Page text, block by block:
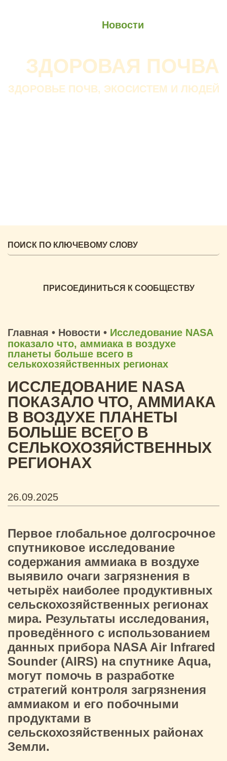
Новости
ЗДОРОВАЯ ПОЧВА
ЗДОРОВЬЕ ПОЧВ, ЭКОСИСТЕМ И ЛЮДЕЙ
ПРИСОЕДИНИТЬСЯ К СООБЩЕСТВУ
Главная • Новости • Исследование NASA
показало что, аммиака в воздухе
планеты больше всего в
селькохозяйственных регионах
ИССЛЕДОВАНИЕ NASA
ПОКАЗАЛО ЧТО, АММИАКА
В ВОЗДУХЕ ПЛАНЕТЫ
БОЛЬШЕ ВСЕГО В
СЕЛЬКОХОЗЯЙСТВЕННЫХ
РЕГИОНАХ
26.09.2025
Первое глобальное долгосрочное
спутниковое исследование
содержания аммиака в воздухе
выявило очаги загрязнения в
четырёх наиболее продуктивных
сельскохозяйственных регионах
мира. Результаты исследования,
проведённого с использованием
данных прибора NASA Air Infrared
Sounder (AIRS) на спутнике Aqua,
могут помочь в разработке
стратегий контроля загрязнения
аммиаком и его побочными
продуктами в
сельскохозяйственных районах
Земли.